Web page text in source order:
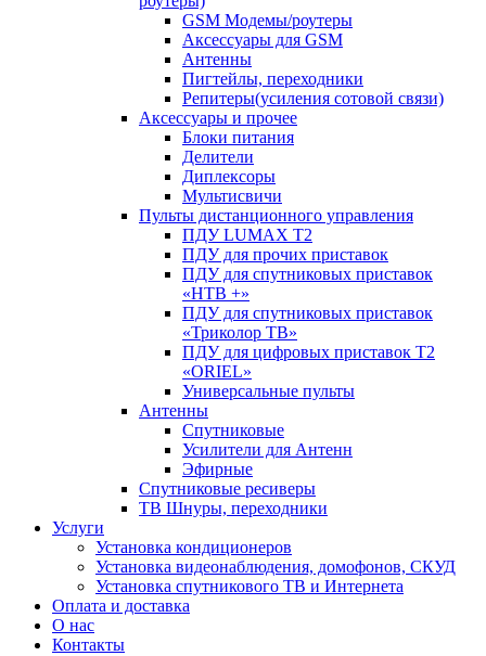
GSM Модемы/роутеры
Аксессуары для GSM
Антенны
Пигтейлы, переходники
Репитеры(усиления сотовой связи)
Аксессуары и прочее
Блоки питания
Делители
Диплексоры
Мультисвичи
Пульты дистанционного управления
ПДУ LUMAX Т2
ПДУ для прочих приставок
ПДУ для спутниковых приставок
«НТВ +»
ПДУ для спутниковых приставок
«Триколор ТВ»
ПДУ для цифровых приставок Т2
«ORIEL»
Универсальные пульты
Антенны
Спутниковые
Усилители для Антенн
Эфирные
Спутниковые ресиверы
ТВ Шнуры, переходники
Услуги
Установка кондиционеров
Установка видеонаблюдения, домофонов, СКУД
Установка спутникового ТВ и Интернета
Оплата и доставка
О нас
Контакты